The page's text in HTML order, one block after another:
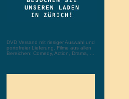
DVD Versand mit riesiger Auswahl und
portofreier Lieferung. Filme aus allen
Bereichen: Comedy, Action, Drama, ...